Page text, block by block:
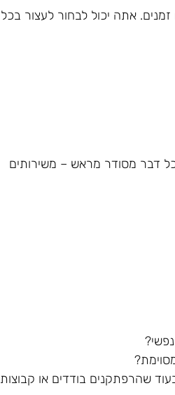
אתה יכול לבחור לעצור בכל
דבר מסודר מראש – משירותים
שהרפתקנים בודדים או קבוצות